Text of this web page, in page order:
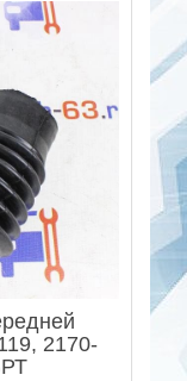
2170-